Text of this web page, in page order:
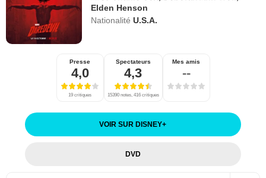
Elden Henson
Nationalité U.S.A.
Presse
4,0
19 critiques
Spectateurs
4,3
15390 notes, 416 critiques
Mes amis
--
VOIR SUR DISNEY+
DVD